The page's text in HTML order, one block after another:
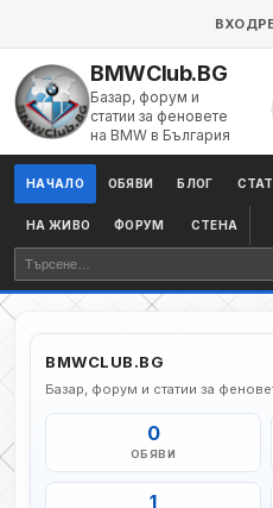
ВХОД
BMWClub.BG
Базар, форум и
статии за феновете
на BMW в България
НАЧАЛО ОБЯВИ БЛОГ
НА ЖИВО ФОРУМ СТЕНА
BMWCLUB.BG
Базар, форум и статии за
0
ОБЯВИ
1